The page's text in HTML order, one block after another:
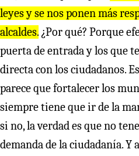
leyes y se nos ponen más
alcaldes. ¿Por qué? Porque
puerta de entrada y los que
directa con los ciudadanos.
parece que fortalecer los
siempre tiene que ir de la
si no, la verdad es que no
demanda de la ciudadanía. Y